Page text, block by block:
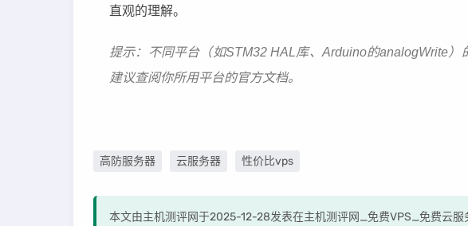
直观的理解。
提示：不同平台（如STM32 HAL库、Arduino的analogWrite）
建议查阅你所用平台的官方文档。
高防服务器 云服务器 性价比vps
本文由主机测评网于2025-12-28发表在主机测评网_免费VPS_免费云